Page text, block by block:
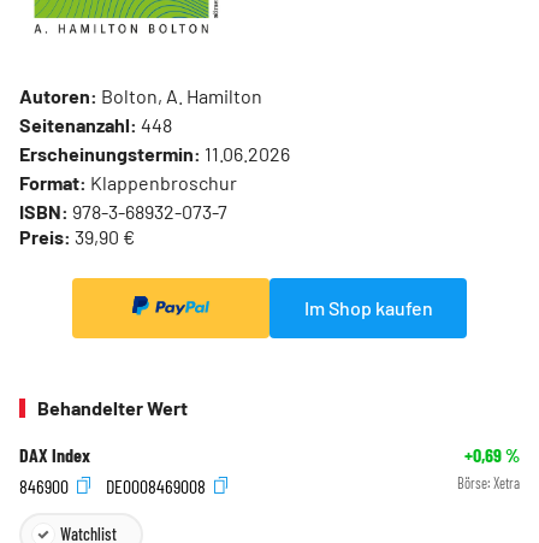
Autoren: Bolton, A. Hamilton
Seitenanzahl: 448
Erscheinungstermin: 11.06.2026
Format: Klappenbroschur
ISBN: 978-3-68932-073-7
Preis: 39,90 €
Im Shop kaufen
Behandelter Wert
DAX Index +0,69%
846900
DE0008469008 Börse: Xetra
Watchlist